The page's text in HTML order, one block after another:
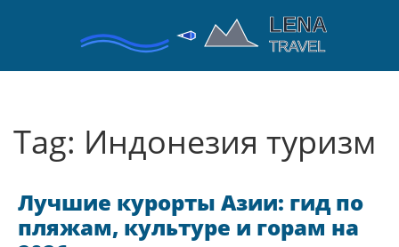
Tag: Индонезия туризм
Лучшие курорты Азии: гид по
пляжам, культуре и горам на